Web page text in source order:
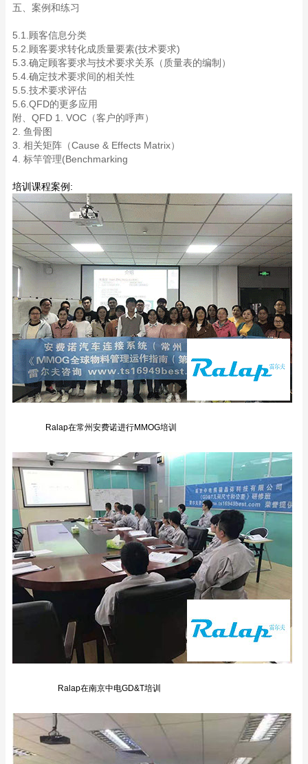
五、案例和练习
5.1.顾客信息分类
5.2.顾客要求转化成质量要素(技术要求)
5.3.确定顾客要求与技术要求关系（质量表的编制）
5.4.确定技术要求间的相关性
5.5.技术要求评估
5.6.QFD的更多应用
附、QFD 1. VOC（客户的呼声）
2. 鱼骨图
3. 相关矩阵（Cause & Effects Matrix）
4. 标竿管理(Benchmarking
培训课程案例:
Ralap在常州安费诺进行MMOG培训
Ralap在南京中电GD&T培训